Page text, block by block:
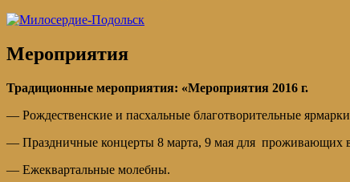
Мероприятия
Традиционные мероприятия: «Мероприятия 2016 г.
— Рождественские и пасхальные благотворительные
— Праздничные концерты 8 марта, 9 мая для проживающих
— Ежеквартальные молебны.